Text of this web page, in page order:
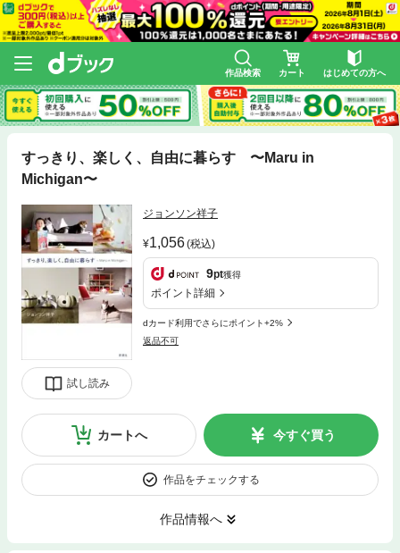
作品検索 カート はじめての方へ
すっきり、楽しく、自由に暮らす 〜Maru in
Michigan〜
試し読み
ジョンソン祥子
1,056(税込)
9pt獲得
ポイント詳細
dカード利用でさらにポイント+2%
返品不可
カートへ 今すぐ買う
作品をチェックする
作品情報へ